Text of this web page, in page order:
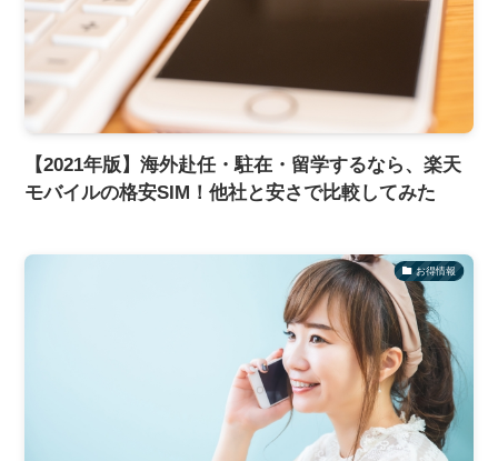
【2021年版】海外赴任・駐在・留学するなら、楽天
モバイルの格安SIM！他社と安さで比較してみた
お得情報